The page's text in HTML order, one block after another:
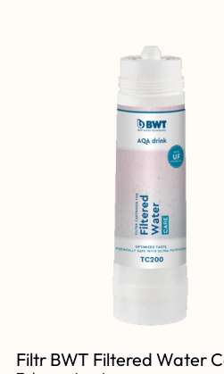
Filtr BWT Filtered Water